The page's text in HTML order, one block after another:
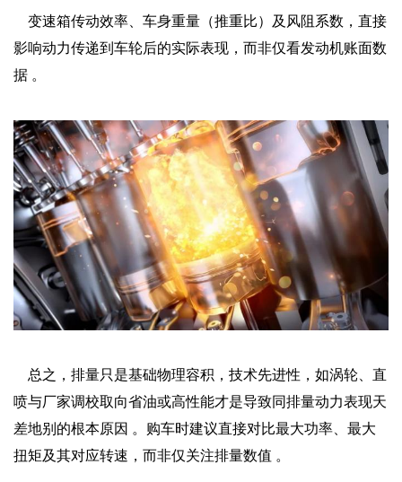
变速箱传动效率、车身重量（推重比）及风阻系数，直接
影响动力传递到车轮后的实际表现，而非仅看发动机账面数
据 。‌‌
总之，排量只是基础物理容积，‌技术先进性‌，如涡轮、直
喷与‌厂家调校取向‌省油或高性能才是导致同排量动力表现天
差地别的根本原因 。购车时建议直接对比‌最大功率、最大
扭矩及其对应转速‌，而非仅关注排量数值 。‌‌